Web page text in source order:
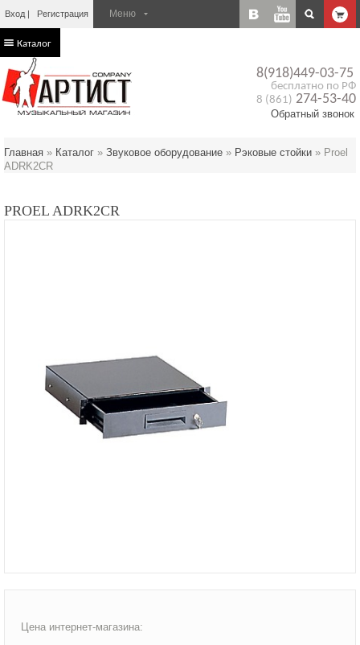
Вход Регистрация
8(918)449-03-75
бесплатно по РФ
8 (861) 274-53-40
Обратный звонок
Каталог
Главная » Каталог » Звуковое оборудование » Рэковые стойки » Proel
ADRK2CR
PROEL ADRK2CR
Цена интернет-магазина: